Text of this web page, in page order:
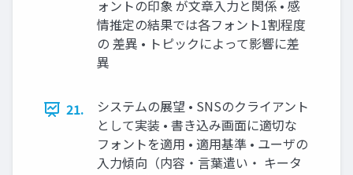
ォントの印象 が文章入力と関係 • 感
情推定の結果では各フォント1割程度
の 差異 • トピックによって影響に差
異
21.
システムの展望 • SNSのクライアント
として実装 • 書き込み画面に適切な
フォントを適用 • 適用基準 • ユーザの
入力傾向（内容・言葉遣い・ キータ